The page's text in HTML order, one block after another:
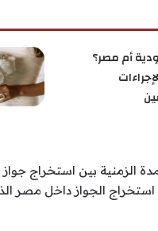
أم مصر؟
الزمنية بين استخراج
استخراج الجواز داخل مصر